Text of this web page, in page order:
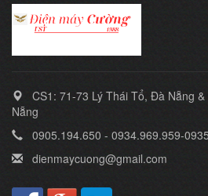
CS1: 71-73 Lý Thái Tổ, Đà Nẵng
Nẵng
0905.194.650 - 0934.969.959-
dienmaycuong@gmail.com